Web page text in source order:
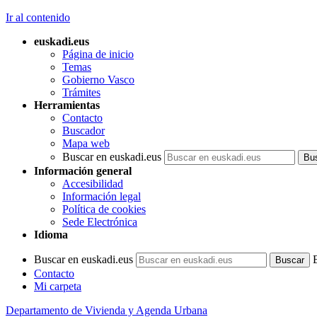
Ir al contenido
euskadi.eus
Página de inicio
Temas
Gobierno Vasco
Trámites
Herramientas
Contacto
Buscador
Mapa web
Buscar en euskadi.eus
Información general
Accesibilidad
Información legal
Política de cookies
Sede Electrónica
Idioma
Buscar en euskadi.eus
Contacto
Mi carpeta
Departamento de Vivienda y Agenda Urbana